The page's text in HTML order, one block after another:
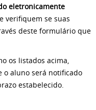
eletronicamente
verifiquem se suas
deste formulário que
os listados acima,
o aluno será notificado
estabelecido.